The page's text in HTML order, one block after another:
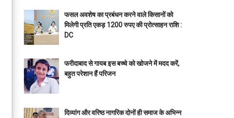
फसल अवशेष का प्रबंधन करने वाले किसानों को
मिलेगी प्रति एकड़ 1200 रुपए की प्रोत्साहन राशि :
DC
फरीदाबाद से गायब इस बच्चे को खोजने में मदद करें,
बहुत परेशान हैं परिजन
दिव्यांग और वरिष्ठ नागरिक दोनों ही समाज के अभिन्न